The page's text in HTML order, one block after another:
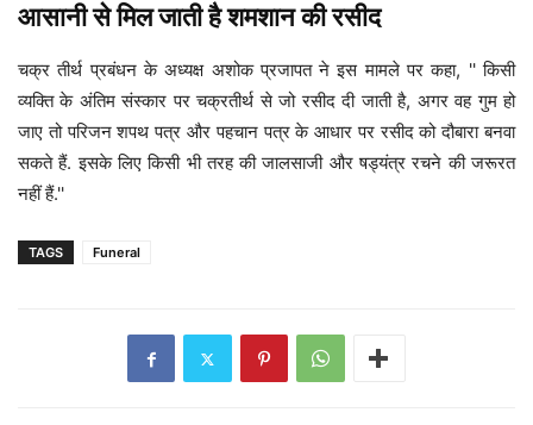
आसानी से मिल जाती है शमशान की रसीद
चक्र तीर्थ प्रबंधन के अध्यक्ष अशोक प्रजापत ने इस मामले पर कहा, '' किसी
व्यक्ति के अंतिम संस्कार पर चक्रतीर्थ से जो रसीद दी जाती है, अगर वह गुम हो
जाए तो परिजन शपथ पत्र और पहचान पत्र के आधार पर रसीद को दौबारा बनवा
सकते हैं. इसके लिए किसी भी तरह की जालसाजी और षड्यंत्र रचने की जरूरत
नहीं हैं.''
TAGS Funeral